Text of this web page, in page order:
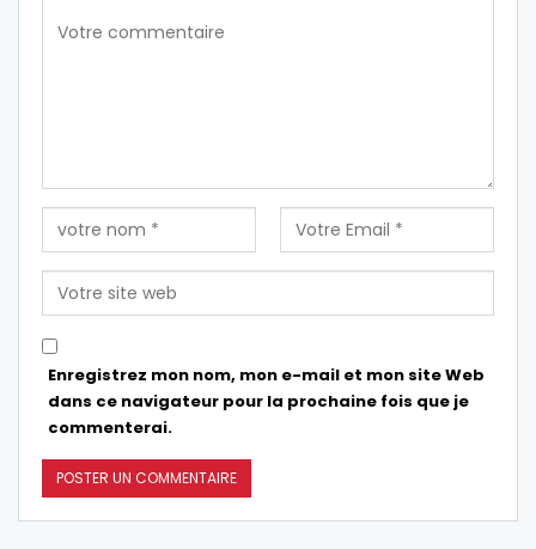
Enregistrez mon nom, mon e-mail et mon site Web
dans ce navigateur pour la prochaine fois que je
commenterai.